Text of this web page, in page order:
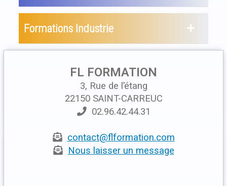
Formations Industrie
FL FORMATION
3, Rue de l’étang
22150 SAINT-CARREUC
02.96.42.44.31
contact@flformation.com
Nous laisser un message